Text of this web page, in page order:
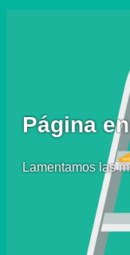
Página
Lamentamos las